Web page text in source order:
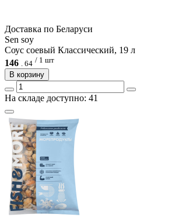
Доcтавка по Беларуси
Sen soy
Соус соевый Классический, 19 л
146 . 64 / 1 шт
В корзину
На складе доступно: 41